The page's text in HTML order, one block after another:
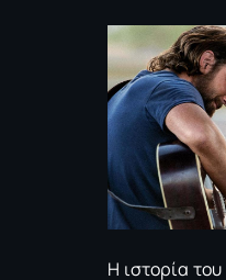
Η ιστορία του